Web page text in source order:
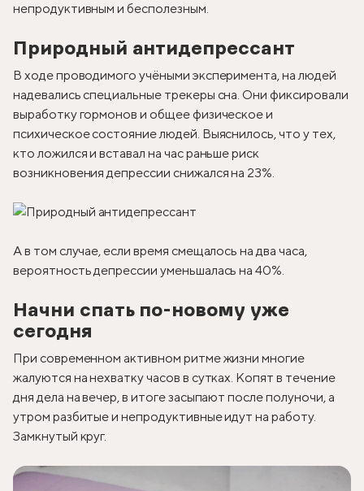
непродуктивным и бесполезным.
Природный антидепрессант
В ходе проводимого учёными эксперимента, на людей
надевались специальные трекеры сна. Они фиксировали
выработку гормонов и общее физическое и
психическое состояние людей. Выяснилось, что у тех,
кто ложился и вставал на час раньше риск
возникновения депрессии снижался на 23%.
А в том случае, если время смещалось на два часа,
вероятность депрессии уменьшалась на 40%.
Начни спать по-новому уже
сегодня
При современном активном ритме жизни многие
жалуются на нехватку часов в сутках. Копят в течение
дня дела на вечер, в итоге засыпают после полуночи, а
утром разбитые и непродуктивные идут на работу.
Замкнутый круг.